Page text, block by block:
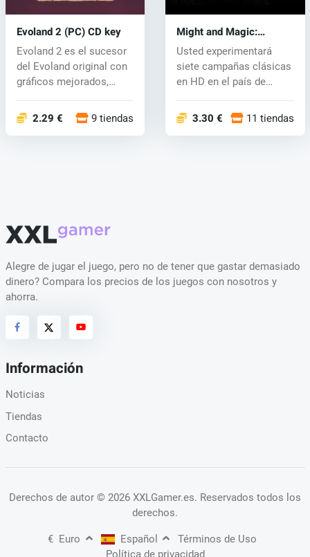
Evoland 2 (PC) CD key
Evoland 2 es el sucesor
del Evoland original con
gráficos mejorados,
2.29 € 9 tiendas
Might and Magic:
Heroes III HD (PC) CD
key
Usted experimentará
siete campañas clásicas
en HD en el país de
3.30 € 11 tiendas
Alegre de jugar el juego, pero no de tener que gastar demasiado
dinero? Compara los precios de los juegos con nosotros y
ahorra.
Información
Noticias
Tiendas
Contacto
Derechos de autor © 2026 XXLGamer.es. Reservados todos los
derechos.
€ Euro Español
Términos de Uso
Política de privacidad